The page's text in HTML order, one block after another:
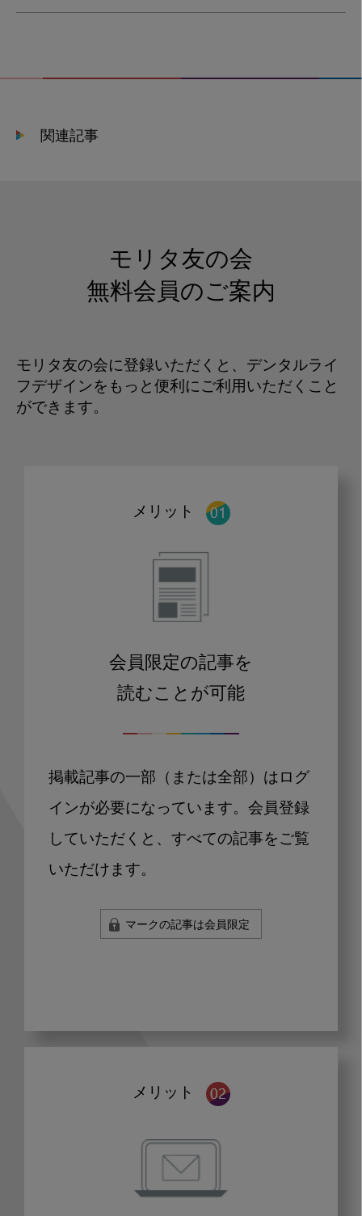
関連記事
モリタ友の会
無料会員のご案内
モリタ友の会に登録いただくと、デンタルライ
フデザインをもっと便利にご利用いただくこと
ができます。
メリット
会員限定の記事を
読むことが可能
掲載記事の一部（または全部）はログ
インが必要になっています。会員登録
していただくと、すべての記事をご覧
いただけます。
マークの記事は会員限定
メリット